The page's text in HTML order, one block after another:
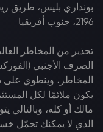
بونداري بليس، طريق
2196، جنوب أفريقيا
تحذير من المخاطر
المخاطر، وينطوي على
يكون ملائمًا لكل
مالك أو كله،
الذي لا يمكنك تحمّل